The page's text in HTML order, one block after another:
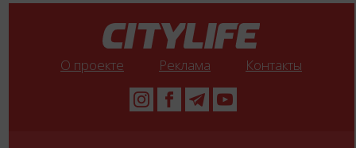
О проекте Реклама Контакты